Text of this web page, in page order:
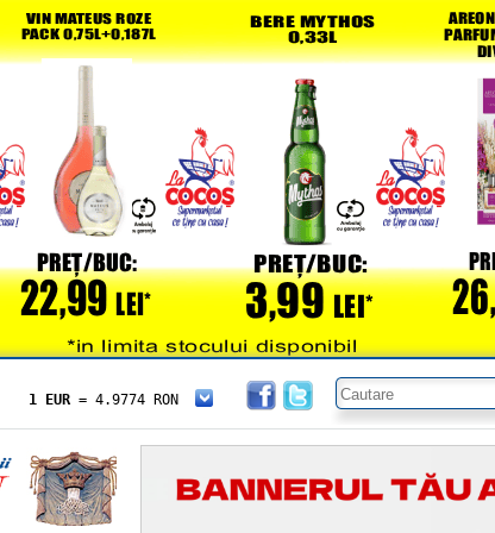
1 EUR = 4.9774 RON
= 5.8304 RON
1 XAU= 464.4611 RON
1 AED= 1.1933 RON
1 AUD= 2.7957 RON
1 BGN= 2.5449 RON